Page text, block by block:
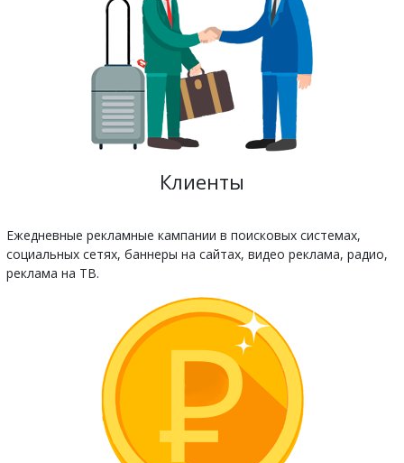
Клиенты
Ежедневные рекламные кампании в поисковых системах,
социальных сетях, баннеры на сайтах, видео реклама, радио,
реклама на ТВ.